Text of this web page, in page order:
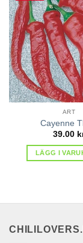
ART
Cayenne
39.00
LÄGG I